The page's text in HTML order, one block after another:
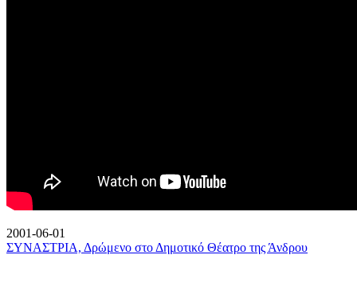
2001-06-01
ΣΥΝΑΣΤΡΙΑ, Δρώμενο στο Δημοτικό Θέατρο της Άνδρου